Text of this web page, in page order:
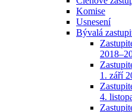
Komise
Usnesení
Bývalá
1. září
4.